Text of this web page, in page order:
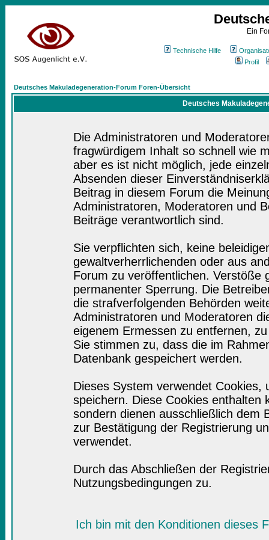
Ein
Technische Hilfe
Profil
Deutsches Makuladegeneration-Forum Foren-Übersicht
Deutsches
Die Administratoren und
fragwürdigem Inhalt so schnell wie
aber es ist nicht möglich, jede
Absenden dieser
Beitrag in diesem Forum die
Administratoren, Moderatoren und
Beiträge verantwortlich sind.
Sie verpflichten sich, keine
gewaltverherrlichenden oder aus
Forum zu veröffentlichen. Verstöße
permanenter Sperrung. Die
die strafverfolgenden Behörden
Administratoren und Moderatoren
eigenem Ermessen zu entfernen,
Sie stimmen zu, dass die im
Datenbank gespeichert werden.
Dieses System verwendet
speichern. Diese Cookies enthalten
sondern dienen ausschließlich dem
zur Bestätigung der Registrierung
verwendet.
Durch das Abschließen der
Nutzungsbedingungen zu.
Ich bin mit den Konditionen dieses